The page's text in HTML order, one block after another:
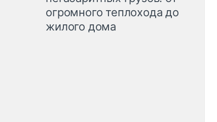
огромного теплохода до
жилого дома